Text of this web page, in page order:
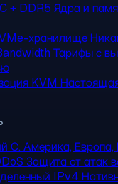
+ DDR5 Ядра и
хранилище
Тарифы с
KVM
С. Америка, Европа,
Защита от атак
IPv4